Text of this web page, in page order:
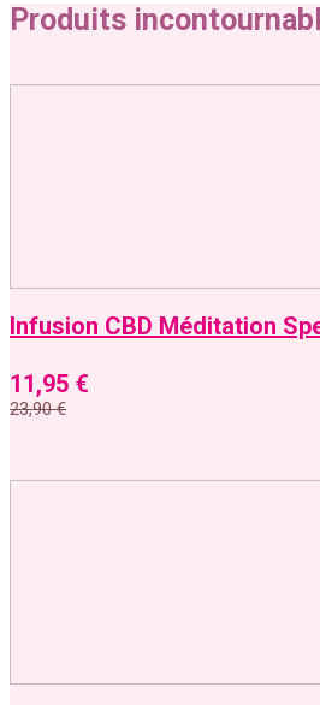
Produits
Infusion CBD Méditation
11,95 €
23,90€